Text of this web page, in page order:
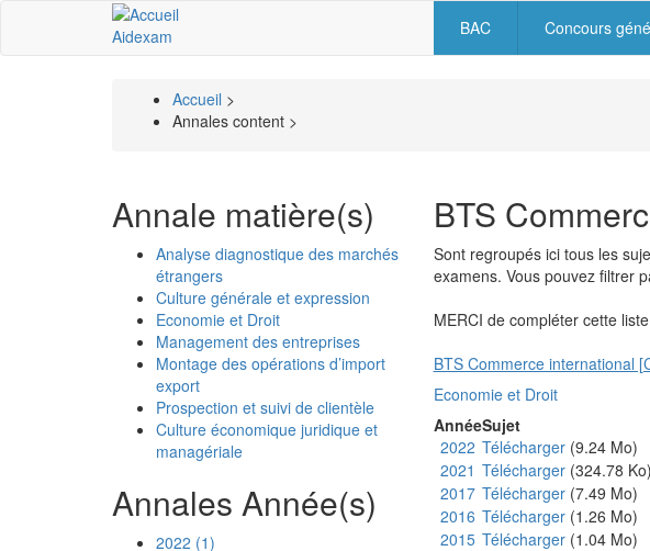
contenu
Aidexam Navigation
BAC Concours
Fil
Accueil >
Annales content >
Annale matière(s)
Analyse diagnostique des marchés
étrangers
Culture générale et expression
Economie et Droit
Management des entreprises
Montage des opérations d’import
export
Prospection et suivi de clientèle
Culture économique juridique et
managériale
Annales Année(s)
2022 (1)
BTS
Sont regroupés ici tous les
examens. Vous pouvez filtrer
MERCI de compléter cette liste
BTS Commerce international
Economie et Droit
AnnéeSujet
2022 Télécharger (9.24 Mo)
2021 Télécharger (324.78 Ko)
2017 Télécharger (7.49 Mo)
2016 Télécharger (1.26 Mo)
2015 Télécharger (1.04 Mo)